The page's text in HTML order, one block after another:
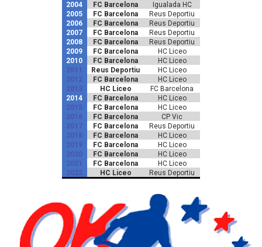
2004
FC Barcelona
Igualada HC
2005
FC Barcelona
Reus Deportiu
2006
FC Barcelona
Reus Deportiu
2007
FC Barcelona
Reus Deportiu
2008
FC Barcelona
Reus Deportiu
2009
FC Barcelona
HC Liceo
2010
FC Barcelona
HC Liceo
2011
Reus Deportiu
HC Liceo
2012
FC Barcelona
HC Liceo
2013
HC Liceo
FC Barcelona
2014
FC Barcelona
HC Liceo
2015
FC Barcelona
HC Liceo
2016
FC Barcelona
CP Vic
2017
FC Barcelona
Reus Deportiu
2018
FC Barcelona
HC Liceo
2019
FC Barcelona
HC Liceo
2020
FC Barcelona
HC Liceo
2021
FC Barcelona
HC Liceo
2022
HC Liceo Reus Deportiu